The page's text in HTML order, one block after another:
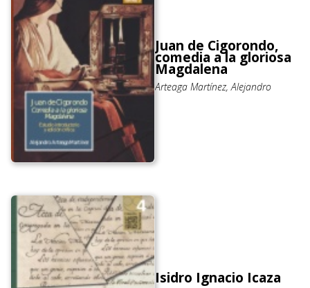
Juan de Cigorondo,
comedia a la gloriosa
Magdalena
Arteaga Martínez, Alejandro
Isidro Ignacio Icaza